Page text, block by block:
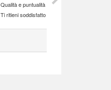
Qualità e puntualità del servizio navetta